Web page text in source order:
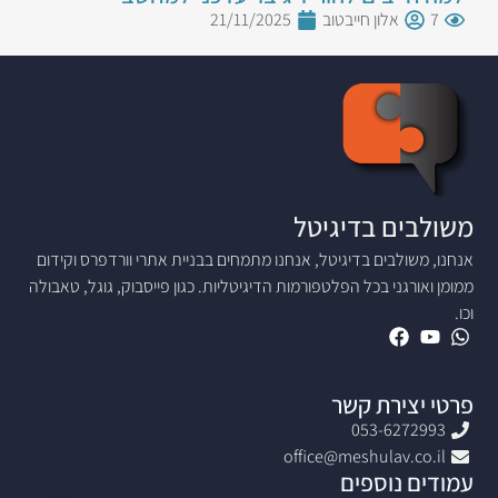
7 אלון חייבטוב 21/11/2025
משולבים בדיגיטל
אנחנו, משולבים בדיגיטל, אנחנו מתמחים בבניית אתרי וורדפרס וקידום
ממומן ואורגני בכל הפלטפורמות הדיגיטליות. כגון פייסבוק, גוגל, טאבולה
וכו.
פרטי יצירת קשר
053-6272993
office@meshulav.co.il
עמודים נוספים